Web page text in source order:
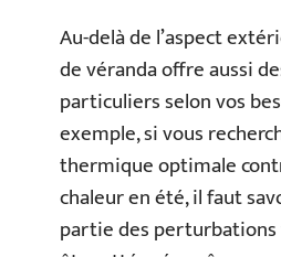
Au-delà de l’aspect
de véranda offre aussi
particuliers selon vos
exemple, si vous
thermique optimale
chaleur en été, il faut
partie des